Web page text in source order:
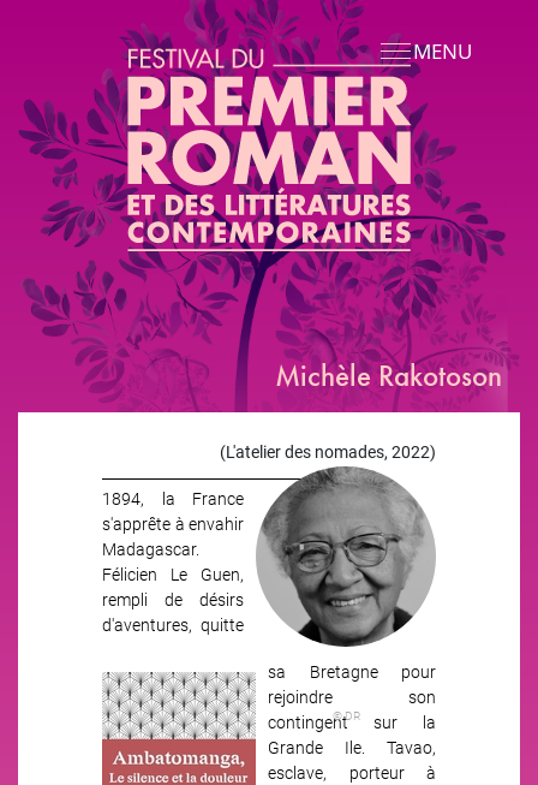
Aller au contenu principal
MENU
Michèle Rakotoson
(L'atelier des nomades, 2022)
Ambatomanga
© DR
Image
1894, la France
s'apprête à envahir
Madagascar.
Félicien Le Guen,
rempli de désirs
d'aventures, quitte
sa Bretagne pour
rejoindre son
contingent sur la
Grande Ile. Tavao,
esclave, porteur à